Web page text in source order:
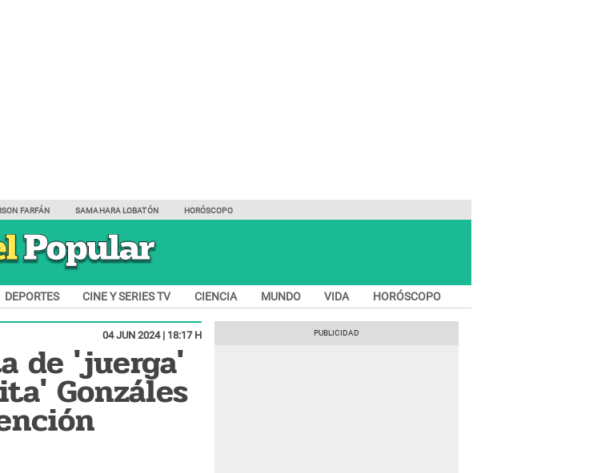
FARFÁN SAMAHARA LOBATÓN HORÓSCOPO
DEPORTES CINE Y SERIES TV CIENCIA MUNDO VIDA HORÓSCOPO
04 JUN 2024 | 18:17 H
de 'juerga'
Gonzáles